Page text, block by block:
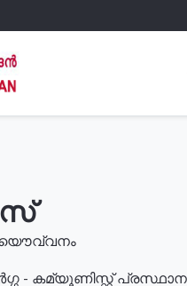
യൌവ്വനം
- കമ്യൂണിസ്റ്റ്